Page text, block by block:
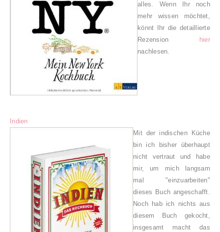
alles. Wenn Ihr noch
mehr wissen möchtet,
könnt Ihr die detaillierte
Rezension
hier
nachlesen.
Indien
Mit der indischen Küche
bin ich bisher überhaupt
nicht vertraut und habe
mir, um mich langsam
mal "einzuarbeiten"
dieses Buch angeschafft.
Noch hab ich nichts aus
diesem Buch gekocht,
insgesamt macht das